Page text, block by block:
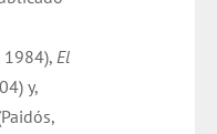
1984),El
y,